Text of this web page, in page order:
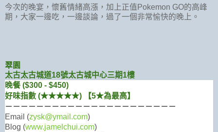
今次的晚宴，懷舊情緒高漲，加上正值 Pokemon GO的高峰
期，大家一邊吃，一邊談論，過了一個非常愉快的晚上。
翠園
太古太古城道18號太古城中心三期1樓
晚餐 ($300 - $450)
好味指數 (★★★★★) 【5★為最高】
－－－－－－－－－－－－－－－－－－－－－－
Email (zysk@ymail.com)
Blog (www.jamelchui.com)